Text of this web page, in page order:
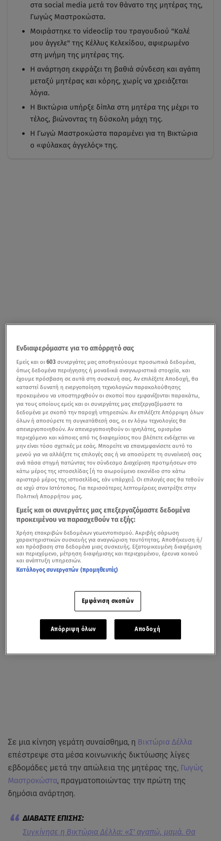
στα social media μετά τον θάνατο της μητέρας της,
Γωγώς Μαστροκώστα.
Μοιράστηκε το videoclip του τραγουδιού "Καλέ
μου άγγελε" της Κέλλυς Κελεκίδου, αφιερωμένο
στη μνήμη της μητέρας της.
Η ανάρτηση εκφράζει τη βαθιά σύνδεση και αγάπη
μεταξύ μητέρας και κόρης, χωρίς να χρειάζεται
λόγια.
Η Βικτώρια υπήρξε δίπλα στη μητέρα της μέχρι το
τέλος, βιώνοντας τη δύσκολη μάχη της.
Η Γωγώ Μαστροκώστα παραμένει για τη Βικτώρια
ο «φύλακας άγγελός» της.
Σε μια κίνηση γεμάτη συναίσθημα, η Βικτώρια Δέλλα
επέστρεψε στα μέσα κοινωνικής δικτύωσης λίγες
εβδομάδες μετά την απώλεια της μητέρας της, Γωγώς
Μαστροκώστα, πραγματοποιώντας την πρώτη της
δημόσια ανάρτηση.
Συγκίνησε η Βικτώρια Δέλλα: «Σ' αγαπώ, μαμά. Θα
Ενδιαφερόμαστε για το απόρρητό σας
Εμείς και οι603 συνεργάτες μας αποθηκεύουμε προσωπικά δεδομένα,
όπως δεδομένα περιήγησης ή μοναδικά αναγνωριστικά στοιχεία, και
έχουμε πρόσβαση σε αυτά στη συσκευή σας. Αν επιλέξετε Αποδοχή, θα
καταστεί δυνατή η ενεργοποίηση τεχνολογιών παρακολούθησης
προκειμένου να υποστηριχθούν οι σκοποί που εμφανίζονται παρακάτω,
για τους οποίους εμείς και οι συνεργάτες μας επεξεργαζόμαστε τα
δεδομένα με σκοπό την παροχή υπηρεσιών. Αν επιλέξετε Απόρριψη όλων
όλων ή αποσύρετε τη συγκατάθεσή σας, οι εν λόγω τεχνολογίες θα
απενεργοποιηθούν. Αν απενεργοποιηθούν οι ιχνηλάτες, ορισμένο
περιεχόμενο και κάποιες από τις διαφημίσεις που βλέπετε ενδέχεται να
μην είναι τόσο σχετικές με εσάς. Μπορείτε να επανεμφανίσετε αυτό το
μενού για να αλλάξετε τις επιλογές σας ή να αποσύρετε τη συναίνεσή σας
ανά πάσα στιγμή πατώντας τον σύνδεσμο Διαχείριση προτιμήσεων στο
κάτω μέρος της ιστοσελίδας [ή το αιωρούμενο εικονίδιο στο κάτω
αριστερό μέρος της ιστοσελίδας, εάν υπάρχει]. Οι επιλογές σας θα τεθούν
σε ισχύ στον Ιστότοπος. Για περισσότερες λεπτομέρειες ανατρέξτε στην
Πολιτική Απορρήτου μας.
Εμείς και οι συνεργάτες μας επεξεργαζόμαστε δεδομένα
προκειμένου να παρασχεθούν τα εξής:
Χρήση επακριβών δεδομένων γεωεντοπισμού. Ακριβής σάρωση
χαρακτηριστικών συσκευής για αναγνώριση ταυτότητας. Αποθήκευση ή/
και πρόσβαση στα δεδομένα μιας συσκευής. Εξατομικευμένη διαφήμιση
και περιεχόμενο, μέτρηση διαφήμισης και περιεχομένου, έρευνα κοινού
και ανάπτυξη υπηρεσιών.
Κατάλογος συνεργατών (προμηθευτές)
Εμφάνιση σκοπών
Απόρριψη όλων Αποδοχή